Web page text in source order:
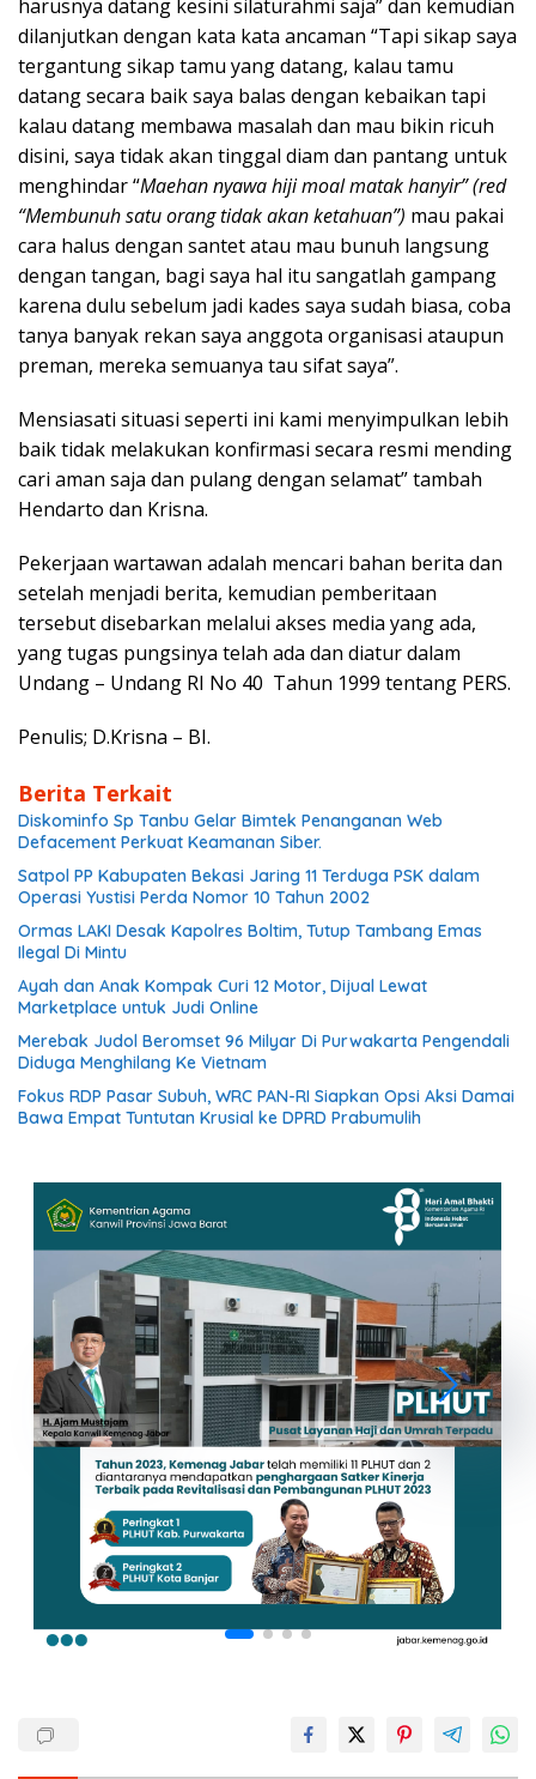
harusnya datang kesini silaturahmi saja” dan kemudian
dilanjutkan dengan kata kata ancaman “Tapi sikap saya
tergantung sikap tamu yang datang, kalau tamu
datang secara baik saya balas dengan kebaikan tapi
kalau datang membawa masalah dan mau bikin ricuh
disini, saya tidak akan tinggal diam dan pantang untuk
menghindar “Maehan nyawa hiji moal matak hanyir” (red
“Membunuh satu orang tidak akan ketahuan”) mau pakai
cara halus dengan santet atau mau bunuh langsung
dengan tangan, bagi saya hal itu sangatlah gampang
karena dulu sebelum jadi kades saya sudah biasa, coba
tanya banyak rekan saya anggota organisasi ataupun
preman, mereka semuanya tau sifat saya”.
Mensiasati situasi seperti ini kami menyimpulkan lebih
baik tidak melakukan konfirmasi secara resmi mending
cari aman saja dan pulang dengan selamat” tambah
Hendarto dan Krisna.
Pekerjaan wartawan adalah mencari bahan berita dan
setelah menjadi berita, kemudian pemberitaan
tersebut disebarkan melalui akses media yang ada,
yang tugas pungsinya telah ada dan diatur dalam
Undang – Undang RI No 40 Tahun 1999 tentang PERS.
Penulis; D.Krisna – BI.
Berita Terkait
Diskominfo Sp Tanbu Gelar Bimtek Penanganan Web
Defacement Perkuat Keamanan Siber.
Satpol PP Kabupaten Bekasi Jaring 11 Terduga PSK dalam
Operasi Yustisi Perda Nomor 10 Tahun 2002
Ormas LAKI Desak Kapolres Boltim, Tutup Tambang Emas
Ilegal Di Mintu
Ayah dan Anak Kompak Curi 12 Motor, Dijual Lewat
Marketplace untuk Judi Online
Merebak Judol Beromset 96 Milyar Di Purwakarta Pengendali
Diduga Menghilang Ke Vietnam
Fokus RDP Pasar Subuh, WRC PAN-RI Siapkan Opsi Aksi Damai
Bawa Empat Tuntutan Krusial ke DPRD Prabumulih